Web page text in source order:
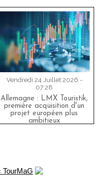
Vendredi 24 Juillet 2026 -
07:28
Allemagne : LMX Touristik,
première acquisition d'un
projet européen plus
ambitieux